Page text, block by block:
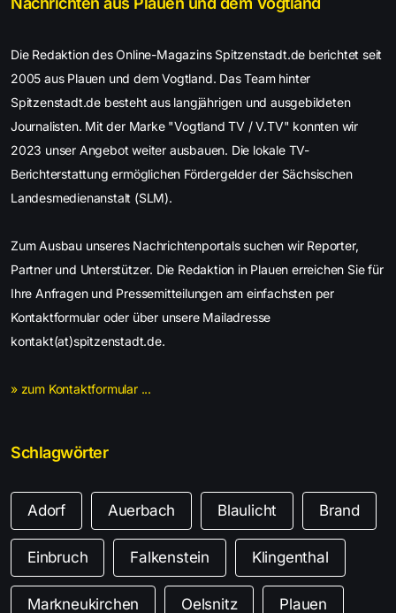
Die Redaktion des Online-Magazins Spitzenstadt.de berichtet seit
2005 aus Plauen und dem Vogtland. Das Team hinter
Spitzenstadt.de besteht aus langjährigen und ausgebildeten
Journalisten. Mit der Marke "Vogtland TV / V.TV" konnten wir
2023 unser Angebot weiter ausbauen. Die lokale TV-
Berichterstattung ermöglichen Fördergelder der Sächsischen
Landesmedienanstalt (SLM).
Zum Ausbau unseres Nachrichtenportals suchen wir Reporter,
Partner und Unterstützer. Die Redaktion in Plauen erreichen Sie für
Ihre Anfragen und Pressemitteilungen am einfachsten per
Kontaktformular oder über unsere Mailadresse
kontakt(at)spitzenstadt.de.
» zum Kontaktformular ...
Schlagwörter
Adorf Auerbach Blaulicht Brand
Einbruch Falkenstein Klingenthal
Markneukirchen Oelsnitz Plauen